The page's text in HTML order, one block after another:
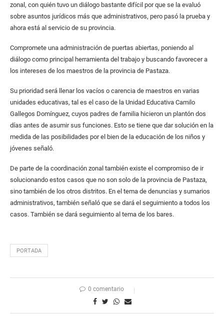
zonal, con quién tuvo un diálogo bastante difícil por que se la evaluó
sobre asuntos jurídicos más que administrativos, pero pasó la prueba y
ahora está al servicio de su provincia.
Compromete una administración de puertas abiertas, poniendo al
diálogo como principal herramienta del trabajo y buscando favorecer a
los intereses de los maestros de la provincia de Pastaza.
Su prioridad será llenar los vacíos o carencia de maestros en varias
unidades educativas, tal es el caso de la Unidad Educativa Camilo
Gallegos Domínguez, cuyos padres de familia hicieron un plantón dos
días antes de asumir sus funciones. Esto se tiene que dar solución en la
medida de las posibilidades por el bien de la educación de los niños y
jóvenes señaló.
De parte de la coordinación zonal también existe el compromiso de ir
solucionando estos casos que no son solo de la provincia de Pastaza,
sino también de los otros distritos. En el tema de denuncias y sumarios
administrativos, también señaló que se dará el seguimiento a todos los
casos. También se dará seguimiento al tema de los bares.
PORTADA
0 comentario